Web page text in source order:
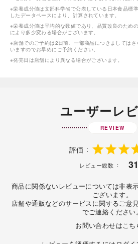
※栄養成分値は文部科学省で公表している日本食品標
したデータベースにより、計算されています。
※栄養成分値は平均的な数値であり、品質改良のため
により多少変わる場合がございます。
※店舗でのご予約は2日前、一部商品につきましては
いますのでお早めにご予約ください。
※発売日は店舗により異なる場合がございます。
ユーザーレ
REVIEW
評価
レビュー総数 31
商品に関係ないレビューについては非表
ございます。
店舗や通販などのサービスに関するご意
でご連絡ください。
お問い合わせはこち